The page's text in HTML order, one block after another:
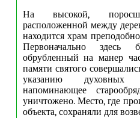
На высокой,
расположенной между
находится храм
Первоначально здесь
обрубленный на манер
памяти святого
указанию духовных
напоминающее
уничтожено. Место, где
объекта, сохраняли для